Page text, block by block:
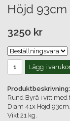
Höjd 93cm
3250 kr
Lägg i
Produktbeskrivning:
Rund Byrå i vitt med
Diam 41x Höjd 93cm.
Vikt 21 kg.